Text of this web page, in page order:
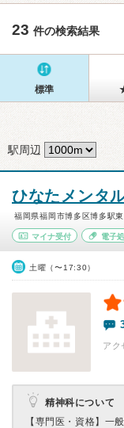
23 件の検索結果
標準
駅周辺
ひなたメンタ
福岡県福岡市博多区博多駅
マイナ受付 電子
土曜（〜17:30）
ア
精神科について
【専門医・資格】 一